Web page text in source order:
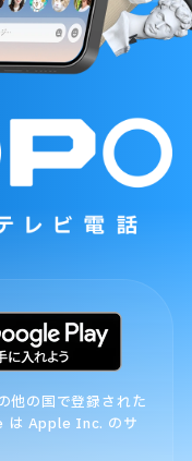
の国で登録された
は Apple Inc. のサ